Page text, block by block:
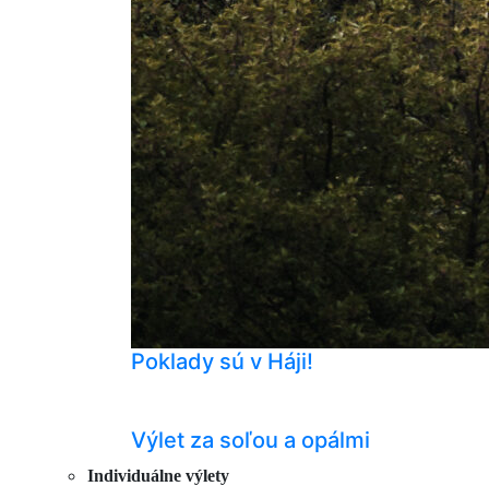
Poklady sú v Háji!
Výlet za soľou a opálmi
Individuálne výlety